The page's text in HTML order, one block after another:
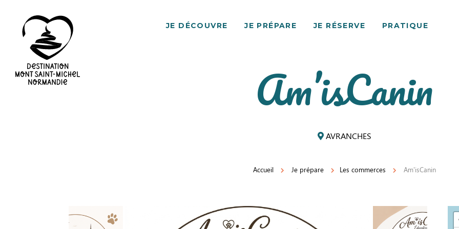
JE DÉCOUVRE JE PRÉPARE JE RÉSERVE PRATIQUE
Am’isCanin
AVRANCHES
Accueil Je prépare Les commerces Am'isCanin